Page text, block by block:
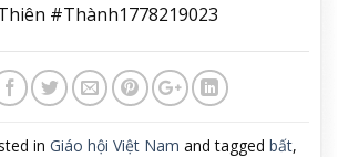
#Thành1778219023
in Giáo hội Việt Nam and tagged bất,